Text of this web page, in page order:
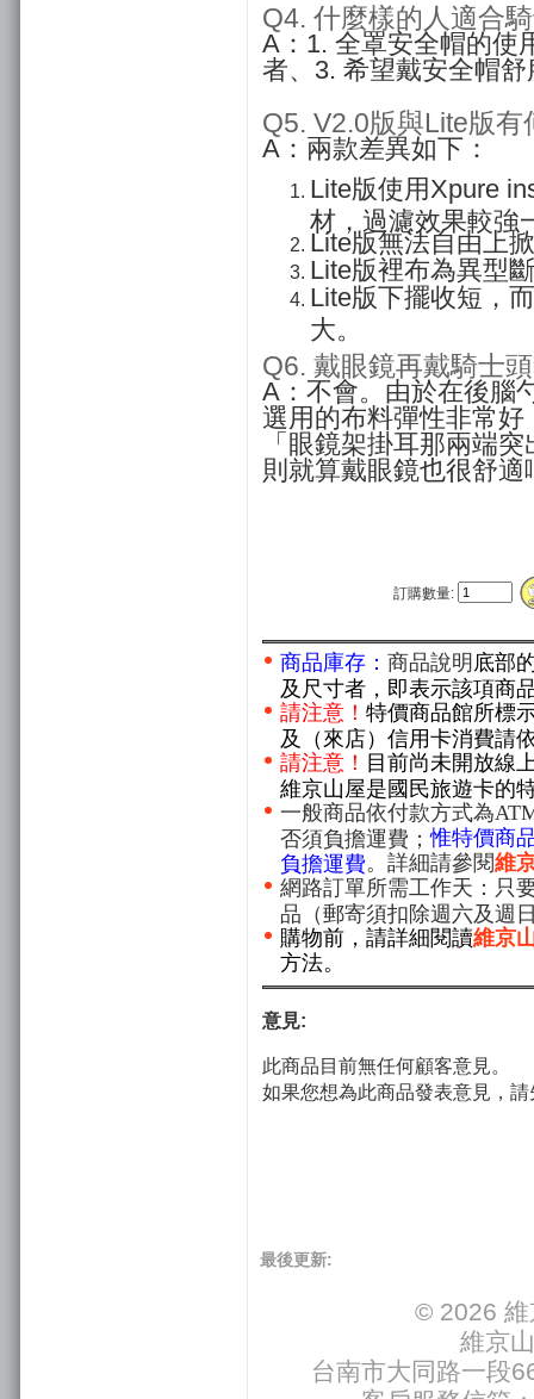
Q4. 什麼樣的人適合
A：1. 全罩安全帽的使
者、3. 希望戴安全帽
Q5. V2.0版與Lite版有
A：兩款差異如下：
Lite版使用Xpure
材，過濾效果較強
Lite版無法自由上
Lite版裡布為異型
Lite版下擺收短，
大。
Q6. 戴眼鏡再戴騎士
A：不會。由於在後腦
選用的布料彈性非常
「眼鏡架掛耳那兩端
則就算戴眼鏡也很舒適
訂購數量:
商品庫存： 商品說明 底部
及尺寸者，即表示該項商
請注意！ 特價商品館所標
及（來店）信用卡消費請
請注意！ 目前尚未開放線
維京山屋是國民旅遊卡的
一般商品依付款方式為
否須負擔運費；惟特價商
負擔運費。詳細請參閱維
網路訂單所需工作天：只
品（郵寄須扣除週六及週
購物前，請詳細閱讀維京
方法。
意見:
此商品目前無任何顧客意見。
如果您想為此商品發表意見，
最後更新:
© 2026 維
維京
台南市大同路一段